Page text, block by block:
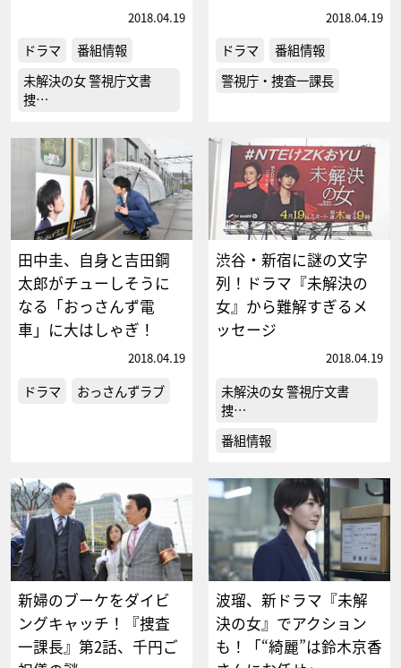
2018.04.19
ドラマ
番組情報
未解決の女 警視庁文書
捜…
2018.04.19
ドラマ
番組情報
警視庁・捜査一課長
田中圭、自身と吉田鋼
太郎がチューしそうに
なる「おっさんず電
車」に大はしゃぎ！
2018.04.19
ドラマ おっさんずラブ
渋谷・新宿に謎の文字
列！ドラマ『未解決の
女』から難解すぎるメ
ッセージ
2018.04.19
未解決の女 警視庁文書
捜…
番組情報
新婦のブーケをダイビ
ングキャッチ！『捜査
一課長』第2話、千円ご
波瑠、新ドラマ『未解
決の女』でアクション
も！「“綺麗”は鈴木京香